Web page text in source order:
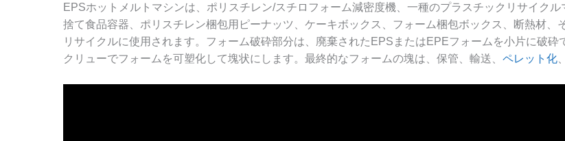
EPSホットメルトマシンは、ポリスチレン/スチロフォーム減密度機、一種のプラスチックリサイク
捨て食品容器、ポリスチレン梱包用ピーナッツ、ケーキボックス、フォーム梱包ボックス、断熱材
リサイクルに使用されます。フォーム破砕部分は、廃棄されたEPSまたはEPEフォームを小片に破
クリューでフォームを可塑化して塊状にします。最終的なフォームの塊は、保管、輸送、 ペレット化